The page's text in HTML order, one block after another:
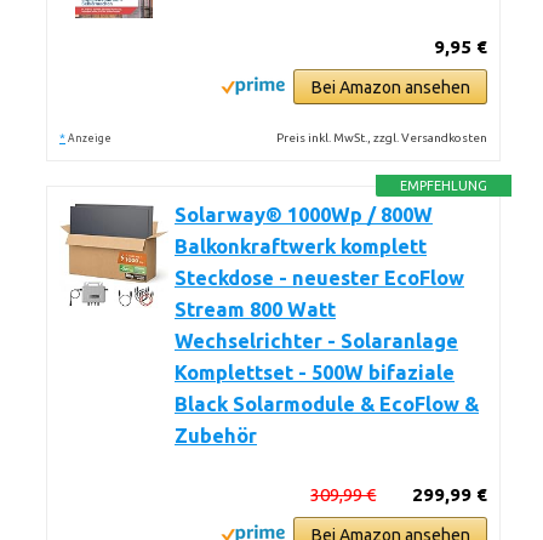
9,95 €
Bei Amazon ansehen
* Anzeige Preis inkl. MwSt., zzgl. Versandkosten
EMPFEHLUNG
Solarway® 1000Wp / 800W
Balkonkraftwerk komplett
Steckdose - neuester EcoFlow
Stream 800 Watt
Wechselrichter - Solaranlage
Komplettset - 500W bifaziale
Black Solarmodule & EcoFlow &
Zubehör
299,99 €
309,99 €
Bei Amazon ansehen